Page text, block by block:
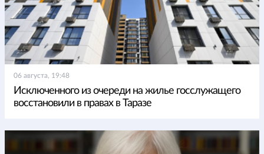
06 августа, 19:48
Исключенного из очереди на жилье госслужащего
восстановили в правах в Таразе